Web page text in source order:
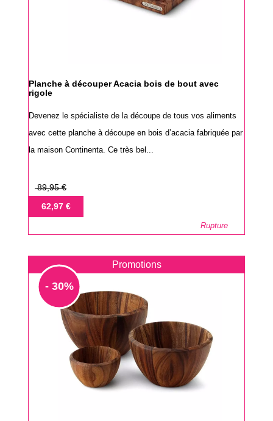
Planche à découper Acacia bois de bout avec
rigole
Devenez le spécialiste de la découpe de tous vos aliments
avec cette planche à découpe en bois d’acacia fabriquée par
la maison Continenta. Ce très bel...
Prix
base
89,95 €
Prix62,97 €
Rupture
Promotions
- 30%